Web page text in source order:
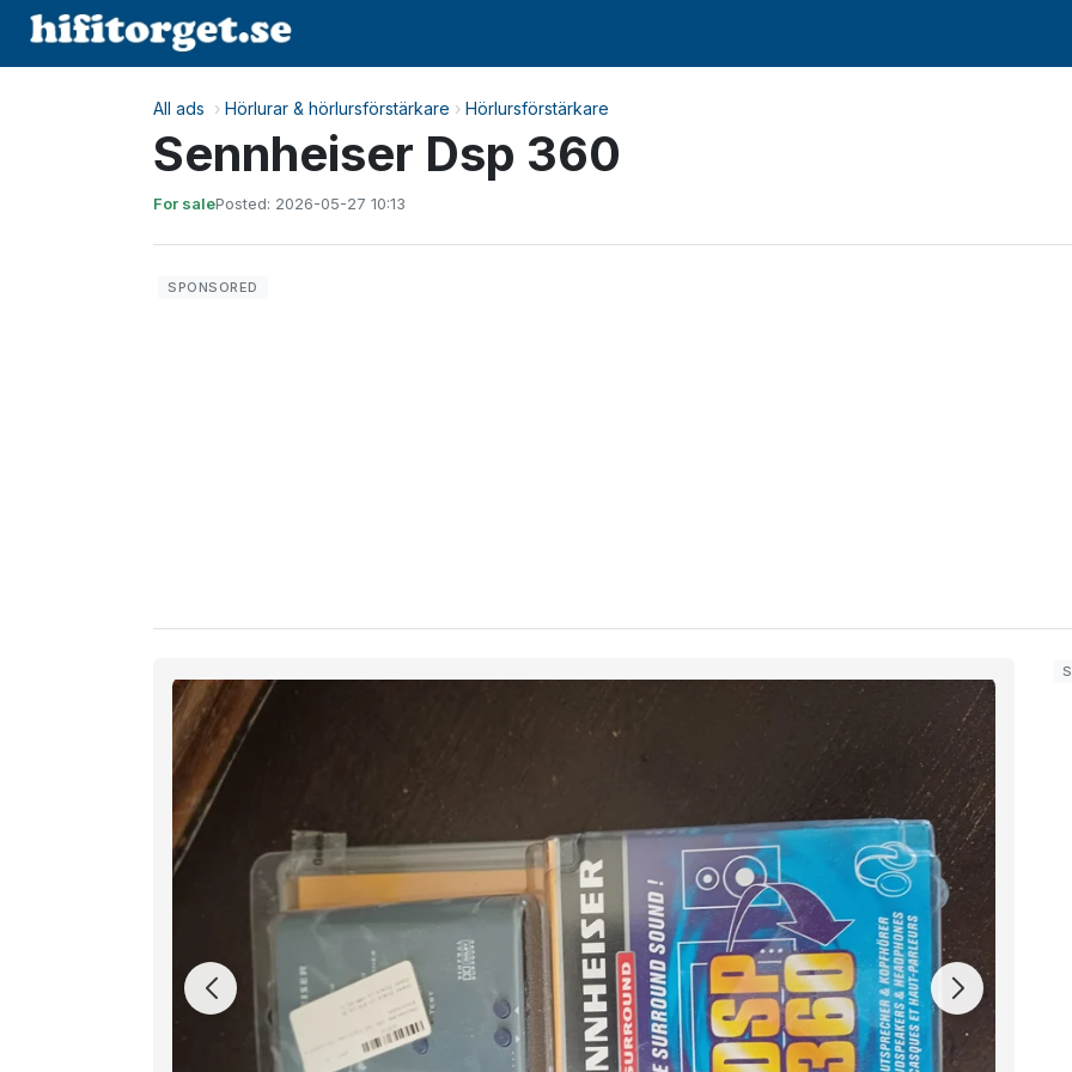
All ads › Hörlurar & hörlursförstärkare › Hörlursförstärkare
Sennheiser Dsp 360
For salePosted: 2026-05-27 10:13